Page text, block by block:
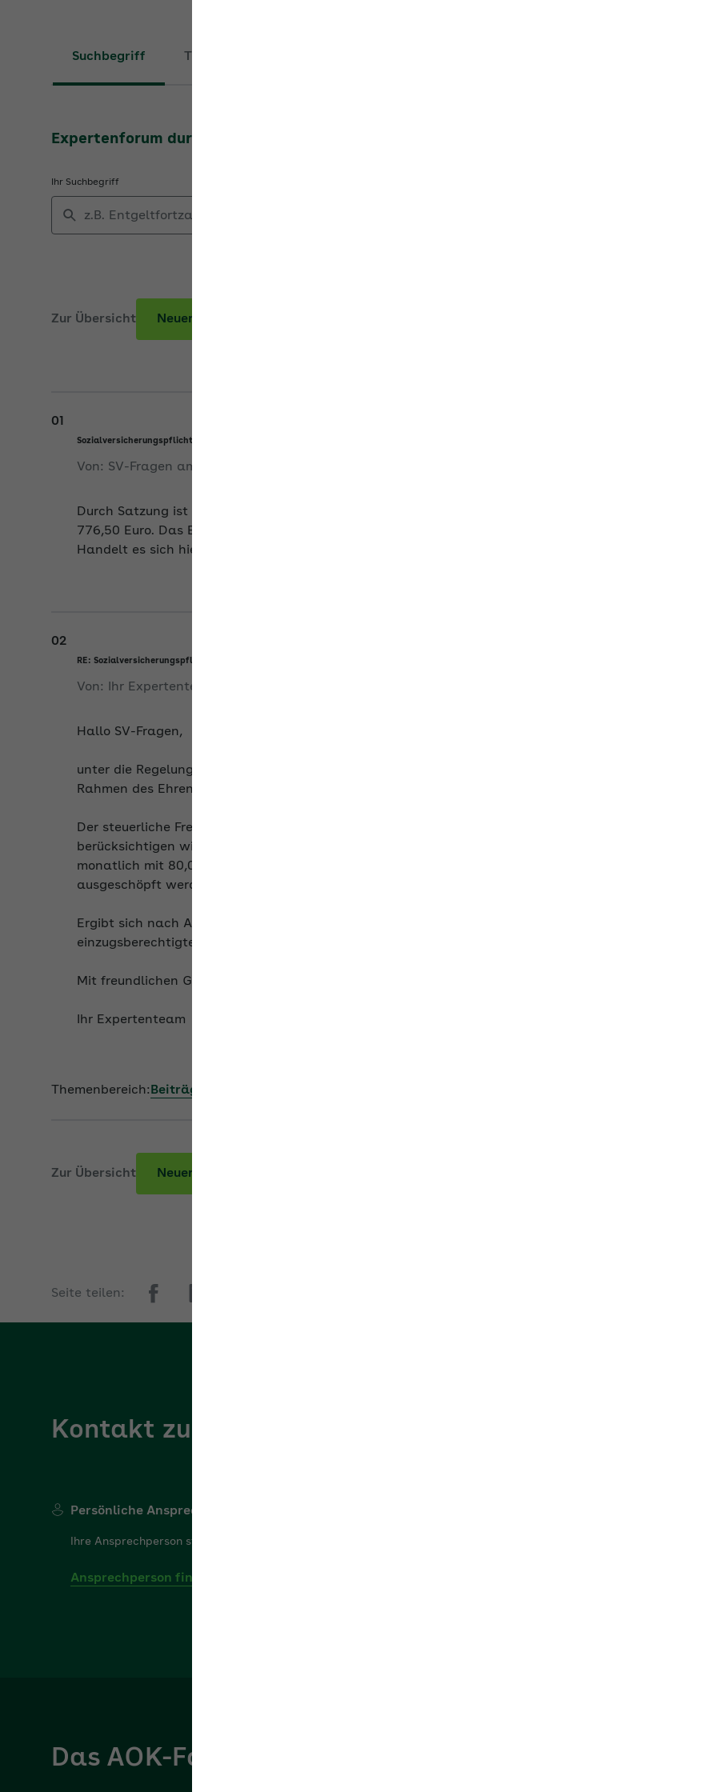
Suchbegriff Thema
Expertenforum durchsuchen
Ihr Suchbegriff
Zur Übersicht Neuer Beitrag
01
Sozialversicherungspflicht im Ehrenamt
Von: SV-Fragen am
Durch Satzung ist die Höhe der Entschädigung für das Ehrenamt geregelt. Die Entschädigung beträgt
776,50 Euro. Das Ehrenamt wird im öffentlichen Dienst ausgeübt.
Handelt es sich hier um eine sozialversicherungsfreie Entschädigungszahlung?
02
RE: Sozialversicherungspflicht im Ehrenamt
Von: Ihr Expertenteam
Hallo SV-Fragen,
unter die Regelung des § 3 Nr. 26a EStG fallen grundsätzlich u. a. die Einnahmen aus
Rahmen des Ehrenamts bis zur Höhe von insgesamt 960,00 € im Kalenderjahr (sogenannte
Der steuerliche Freibetrag ist für die Ermittlung des Arbeitsentgelts in der Sozialversicherung in
berücksichtigen wie im Steuerrecht. Das heißt, der steuerfreie Jahresbetrag von 960,00 € kann „pro
monatlich mit 80,00 €) angesetzt oder „en bloc“ (z. B. jeweils zu Jahresbeginn bzw. zu Beginn der
ausgeschöpft werden.
Ergibt sich nach Abzug der Steuerfreibeträge eine sozialversicherungspflichtige Beschäftigung, ist
einzugsberechtigte Krankenkasse nach den allgemeinen Regelungen der DEÜV zu melden und zu
Mit freundlichen Grüßen
Ihr Expertenteam
Themenbereich:Beiträge zur Sozialversicherung
Zur Übersicht Neuer Beitrag
Seite teilen:
Kontakt zur AOK
Persönliche Ansprechperson
Ihre Ansprechperson steht Ihnen gerne für Ihre Fragen zur Verfügung.
Ansprechperson finden
Melden Sie uns
Das AOK-Fachportal für Arbeitgeber